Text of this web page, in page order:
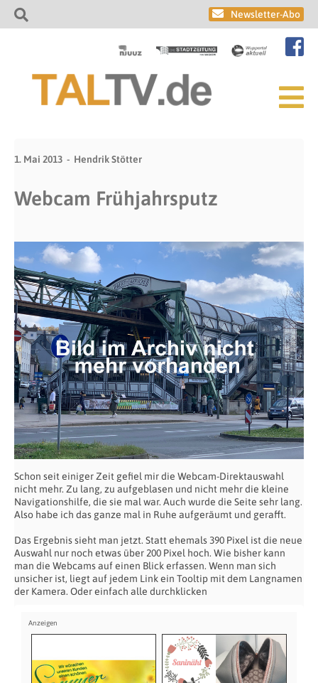
Newsletter-Abo
1. Mai 2013 Hendrik Stötter
Webcam Frühjahrsputz
Schon seit einiger Zeit gefiel mir die Webcam-Direktauswahl
nicht mehr. Zu lang, zu aufgeblasen und nicht mehr die kleine
Navigationshilfe, die sie mal war. Auch wurde die Seite sehr lang.
Also habe ich das ganze mal in Ruhe aufgeräumt und gerafft.
Das Ergebnis sieht man jetzt. Statt ehemals 390 Pixel ist die neue
Auswahl nur noch etwas über 200 Pixel hoch. Wie bisher kann
man die Webcams auf einen Blick erfassen. Wenn man sich
unsicher ist, liegt auf jedem Link ein Tooltip mit dem Langnamen
der Kamera. Oder einfach alle durchklicken